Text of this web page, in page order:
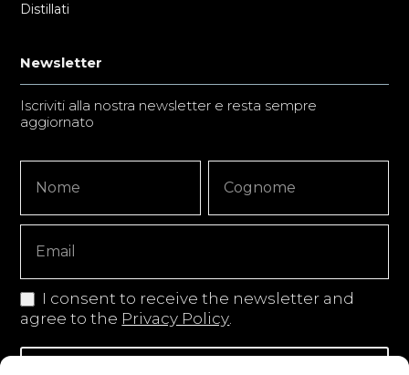
Distillati
Newsletter
Iscriviti alla nostra newsletter e resta sempre
aggiornato
Signup
Copy
I consent to receive the newsletter and
agree to the Privacy Policy